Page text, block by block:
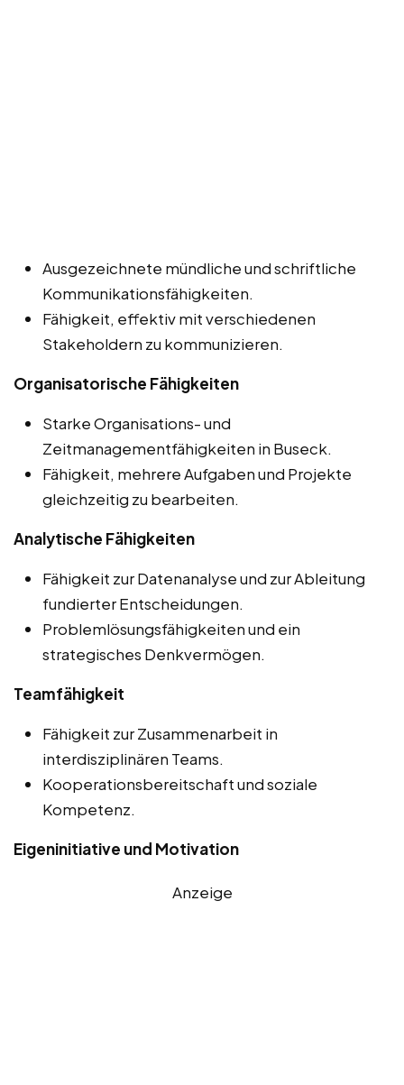
Ausgezeichnete mündliche und schriftliche
Kommunikationsfähigkeiten.
Fähigkeit, effektiv mit verschiedenen
Stakeholdern zu kommunizieren.
Organisatorische Fähigkeiten
Starke Organisations- und
Zeitmanagementfähigkeiten in Buseck.
Fähigkeit, mehrere Aufgaben und Projekte
gleichzeitig zu bearbeiten.
Analytische Fähigkeiten
Fähigkeit zur Datenanalyse und zur Ableitung
fundierter Entscheidungen.
Problemlösungsfähigkeiten und ein
strategisches Denkvermögen.
Teamfähigkeit
Fähigkeit zur Zusammenarbeit in
interdisziplinären Teams.
Kooperationsbereitschaft und soziale
Kompetenz.
Eigeninitiative und Motivation
Anzeige